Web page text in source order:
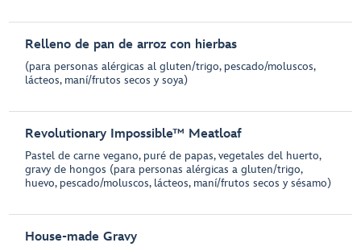
Relleno de pan de arroz con hierbas
(para personas alérgicas al gluten/trigo, pescado/moluscos,
lácteos, maní/frutos secos y soya)
Revolutionary Impossible™ Meatloaf
Pastel de carne vegano, puré de papas, vegetales del huerto,
gravy de hongos (para personas alérgicas a gluten/trigo,
huevo, pescado/moluscos, lácteos, maní/frutos secos y sésamo)
House-made Gravy